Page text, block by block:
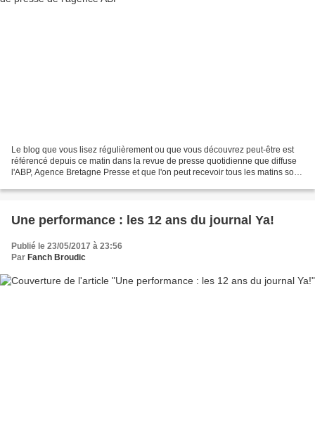
Le blog que vous lisez régulièrement ou que vous découvrez peut-être est
référencé depuis ce matin dans la revue de presse quotidienne que diffuse
l'ABP, Agence Bretagne Presse et que l'on peut recevoir tous les matins sous
Une performance : les 12 ans du journal Ya!
Publié le 23/05/2017 à 23:56
Par Fanch Broudic